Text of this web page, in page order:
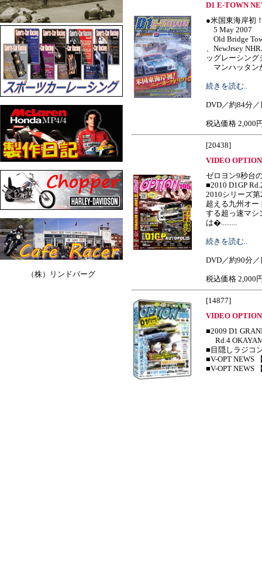
（株）リンドバーグ
D1 E-TOWN
●米国東海岸初
5 May 2007
Old Bridge
、NewJrsey
ッグレーシング
マンハッタン
続きを読む..
DVD／約84分
税込価格 2,000
[20438]
VIDEO
ゼロヨン9秒台
■2010 D1GP
2010シリーズ
超える九州オー
する超っ速マシ
は�.........
続きを読む..
DVD／約90分
税込価格 2,000
[14877]
VIDEO
■2009 D1
Rd.4
■目隠しラジコ
■V-OPT NEWS
■V-OPT NEWS